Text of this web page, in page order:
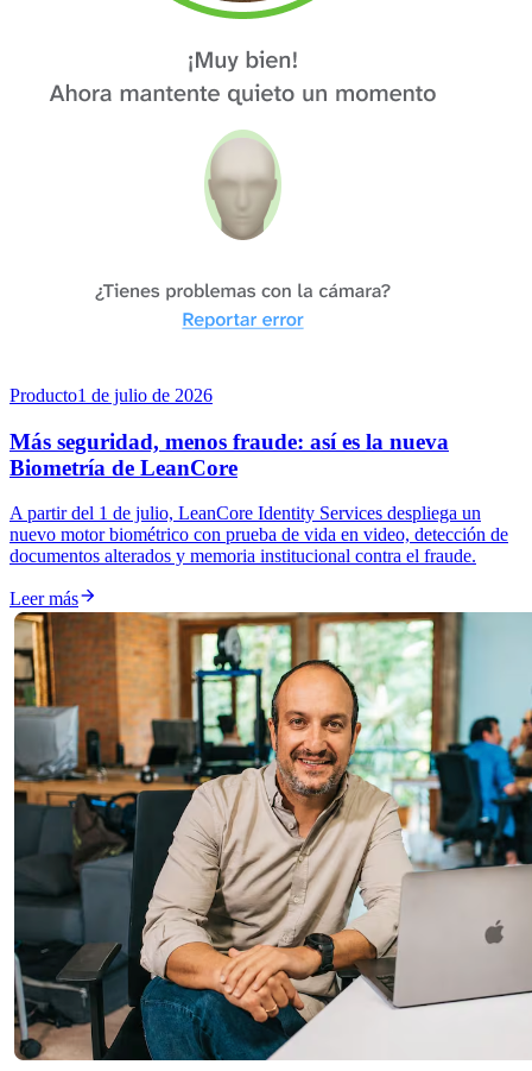
Producto1 de julio de 2026
Más seguridad, menos fraude: así es la nueva
Biometría de LeanCore
A partir del 1 de julio, LeanCore Identity Services despliega un
nuevo motor biométrico con prueba de vida en video, detección de
documentos alterados y memoria institucional contra el fraude.
Leer más